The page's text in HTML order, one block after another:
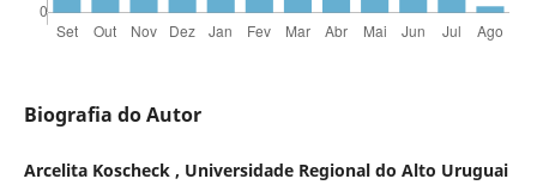
Biografia do Autor
Arcelita Koscheck , Universidade Regional do Alto Uruguai